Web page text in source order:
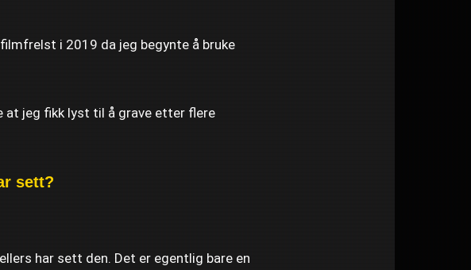
i 2019 da jeg begynte å bruke
at jeg fikk lyst til å grave etter flere
sett?
har sett den. Det er egentlig bare en